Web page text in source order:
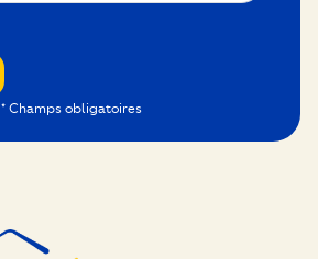
* Champs obligatoires